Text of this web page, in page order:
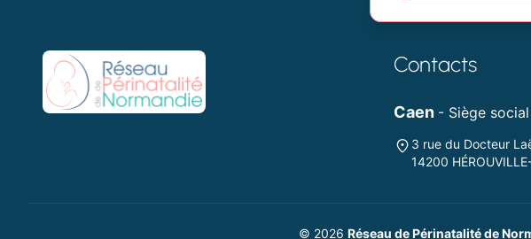
Contacts
Caen - Siège social
3 rue du Docteur
14200
© 2026 Réseau de Périnatalité de